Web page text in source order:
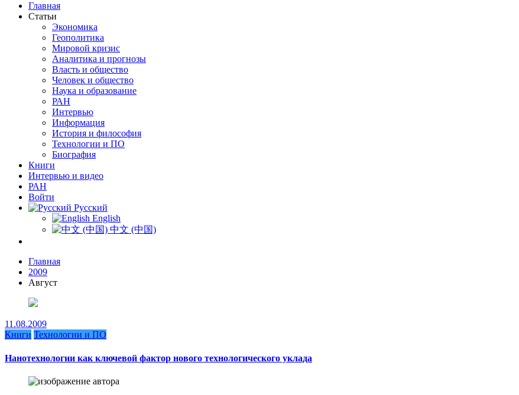
Главная
Статьи
Экономика
Геополитика
Мировой кризис
Аналитика и прогнозы
Власть и общество
Человек и общество
Наука и образование
РАН
Интервью
Информация
История и философия
Технологии и ПО
Биография
Книги
Интервью и видео
РАН
Войти
Русский
English
中文 (中国)
Главная
2009
Август
11.08.2009
Книги Технологии и ПО
Нанотехнологии как ключевой фактор нового технологического уклада